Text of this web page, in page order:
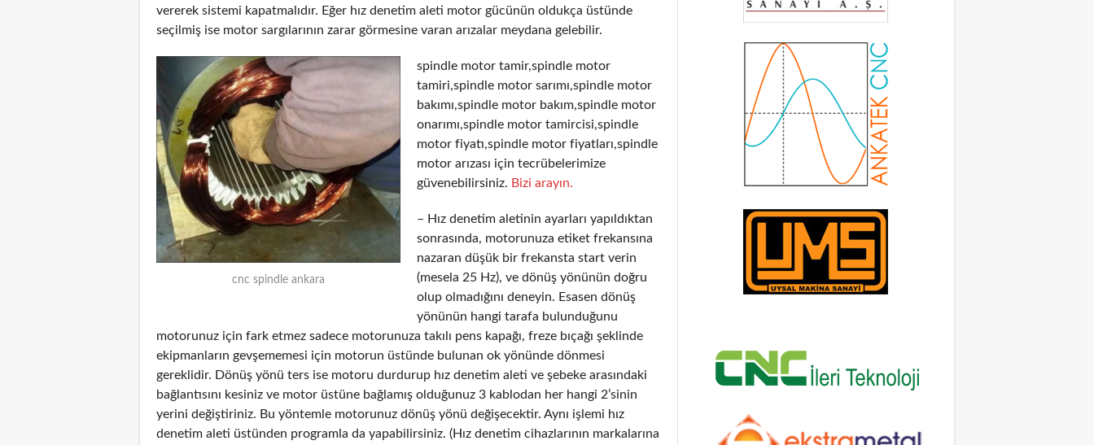
vererek sistemi kapatmalıdır. Eğer hız denetim aleti motor gücünün oldukça üstünde
seçilmiş ise motor sargılarının zarar görmesine varan arızalar meydana gelebilir.
cnc spindle ankara
spindle motor tamir,spindle motor
tamiri,spindle motor sarımı,spindle motor
bakımı,spindle motor bakım,spindle motor
onarımı,spindle motor tamircisi,spindle
motor fiyatı,spindle motor fiyatları,spindle
motor arızası için tecrübelerimize
güvenebilirsiniz. Bizi arayın.
– Hız denetim aletinin ayarları yapıldıktan
sonrasında, motorunuza etiket frekansına
nazaran düşük bir frekansta start verin
(mesela 25 Hz), ve dönüş yönünün doğru
olup olmadığını deneyin. Esasen dönüş
yönünün hangi tarafa bulunduğunu
motorunuz için fark etmez sadece motorunuza takılı pens kapağı, freze bıçağı şeklinde
ekipmanların gevşememesi için motorun üstünde bulunan ok yönünde dönmesi
gereklidir. Dönüş yönü ters ise motoru durdurup hız denetim aleti ve şebeke arasındaki
bağlantısını kesiniz ve motor üstüne bağlamış olduğunuz 3 kablodan her hangi 2’sinin
yerini değiştiriniz. Bu yöntemle motorunuz dönüş yönü değişecektir. Aynı işlemi hız
denetim aleti üstünden programla da yapabilirsiniz. (Hız denetim cihazlarının markalarına